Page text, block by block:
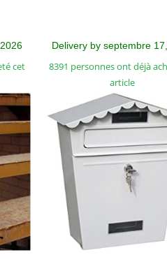
cet
Delivery by septembre
8391 personnes ont déjà
article